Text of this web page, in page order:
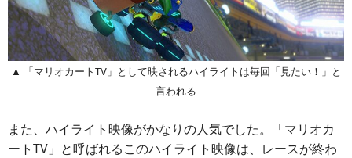
▲ 「マリオカートTV」として映されるハイライトは毎回「見たい！」と
言われる
また、ハイライト映像がかなりの人気でした。「マリオカ
ートTV」と呼ばれるこのハイライト映像は、レースが終わ